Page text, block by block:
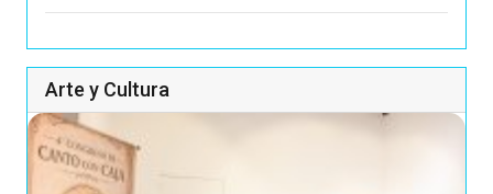
Arte y Cultura